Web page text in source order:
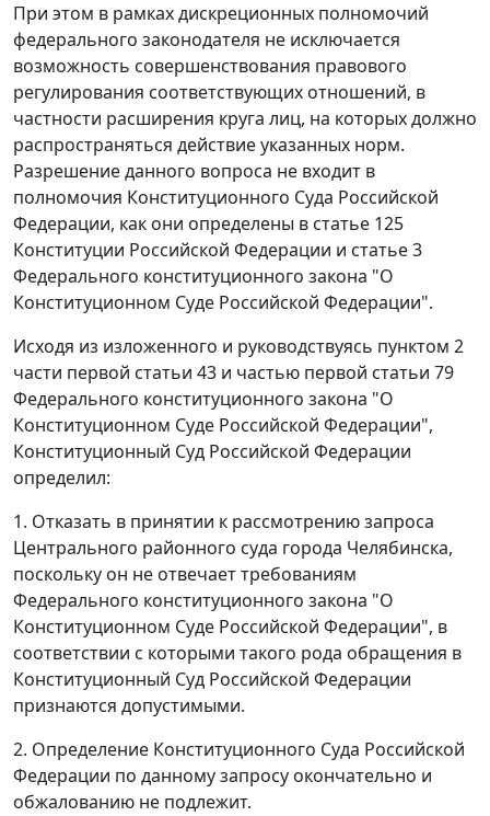
При этом в рамках дискреционных полномочий
федерального законодателя не исключается
возможность совершенствования правового
регулирования соответствующих отношений, в
частности расширения круга лиц, на которых должно
распространяться действие указанных норм.
Разрешение данного вопроса не входит в
полномочия Конституционного Суда Российской
Федерации, как они определены в статье 125
Конституции Российской Федерации и статье 3
Федерального конституционного закона "О
Конституционном Суде Российской Федерации".
Исходя из изложенного и руководствуясь пунктом 2
части первой статьи 43 и частью первой статьи 79
Федерального конституционного закона "О
Конституционном Суде Российской Федерации",
Конституционный Суд Российской Федерации
определил:
1. Отказать в принятии к рассмотрению запроса
Центрального районного суда города Челябинска,
поскольку он не отвечает требованиям
Федерального конституционного закона "О
Конституционном Суде Российской Федерации", в
соответствии с которыми такого рода обращения в
Конституционный Суд Российской Федерации
признаются допустимыми.
2. Определение Конституционного Суда Российской
Федерации по данному запросу окончательно и
обжалованию не подлежит.